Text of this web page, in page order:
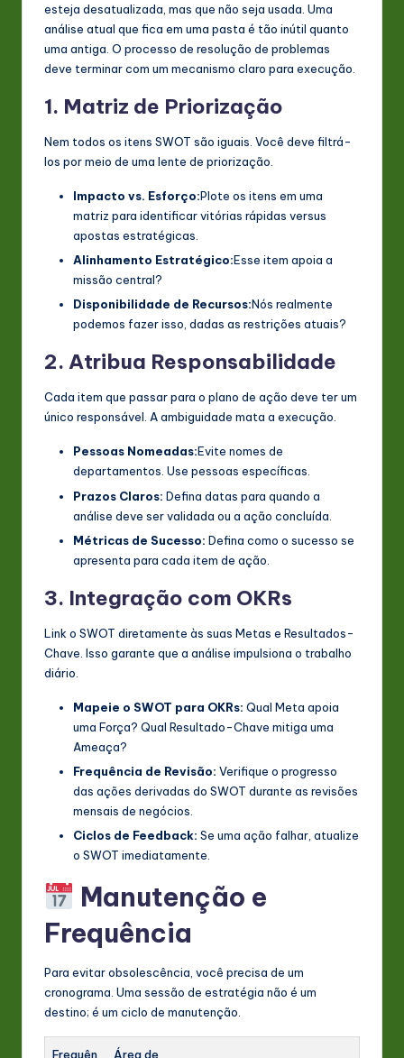
esteja desatualizada, mas que não seja usada. Uma
análise atual que fica em uma pasta é tão inútil quanto
uma antiga. O processo de resolução de problemas
deve terminar com um mecanismo claro para execução.
1. Matriz de Priorização
Nem todos os itens SWOT são iguais. Você deve filtrá-
los por meio de uma lente de priorização.
Impacto vs. Esforço:Plote os itens em uma
matriz para identificar vitórias rápidas versus
apostas estratégicas.
Alinhamento Estratégico:Esse item apoia a
missão central?
Disponibilidade de Recursos:Nós realmente
podemos fazer isso, dadas as restrições atuais?
2. Atribua Responsabilidade
Cada item que passar para o plano de ação deve ter um
único responsável. A ambiguidade mata a execução.
Pessoas Nomeadas:Evite nomes de
departamentos. Use pessoas específicas.
Prazos Claros: Defina datas para quando a
análise deve ser validada ou a ação concluída.
Métricas de Sucesso: Defina como o sucesso se
apresenta para cada item de ação.
3. Integração com OKRs
Link o SWOT diretamente às suas Metas e Resultados-
Chave. Isso garante que a análise impulsiona o trabalho
diário.
Mapeie o SWOT para OKRs: Qual Meta apoia
uma Força? Qual Resultado-Chave mitiga uma
Ameaça?
Frequência de Revisão: Verifique o progresso
das ações derivadas do SWOT durante as revisões
mensais de negócios.
Ciclos de Feedback: Se uma ação falhar, atualize
o SWOT imediatamente.
Manutenção e
Frequência
Para evitar obsolescência, você precisa de um
cronograma. Uma sessão de estratégia não é um
destino; é um ciclo de manutenção.
Frequên Área de